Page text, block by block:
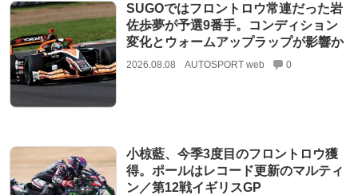
SUGOではフロントロウ常連だった岩
佐歩夢が予選9番手。コンディション
変化とウォームアップラップが影響か
2026.08.08 AUTOSPORT web 0
小椋藍、今季3度目のフロントロウ獲
得。ポールはレコード更新のマルティ
ン／第12戦イギリスGP